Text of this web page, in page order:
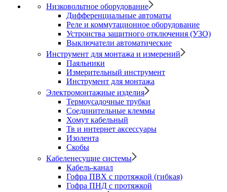
Низковольтное оборудование
Дифференциальные автоматы
Реле и коммутационное оборудование
Устроиства защитного отключения (УЗО)
Выключатели автоматические
Инструмент для монтажа и измерений
Паяльники
Измерительный инструмент
Инструмент для монтажа
Электромонтажные изделия
Термоусадочные трубки
Соединительные клеммы
Хомут кабельный
Тв и интернет аксессуары
Изолента
Скобы
Кабеленесущие системы
Кабель-канал
Гофра ПВХ с протяжкой (гибкая)
Гофра ПНД с протяжкой